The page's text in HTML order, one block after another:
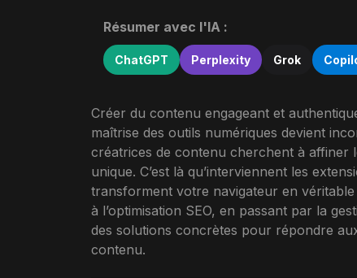
Résumer avec l'IA :
ChatGPT Perplexity Grok
Créer du contenu engageant et
maîtrise des outils numériques devient
créatrices de contenu cherchent à
unique. C’est là qu’interviennent les
transforment votre navigateur en
à l’optimisation SEO, en passant par la
des solutions concrètes pour répondre
contenu.